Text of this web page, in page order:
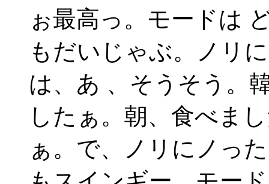
ぉ最高っ。モードは
もだいじゃぶ。ノリ
は、あ 、そうそう。
したぁ。朝、食べま
ぁ。で、ノリにノっ